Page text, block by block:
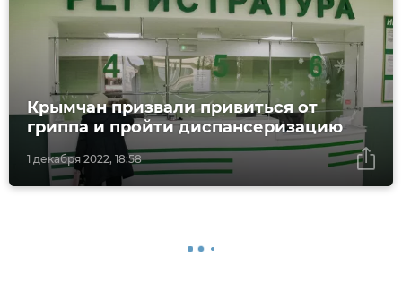
1 декабря 2022, 18:58
Крымчан призвали привиться от
гриппа и пройти диспансеризацию